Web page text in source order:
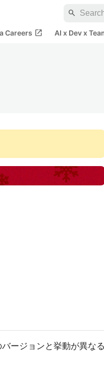
search
Careers open_in_new AI x Dev x
ージョンと挙動が異な